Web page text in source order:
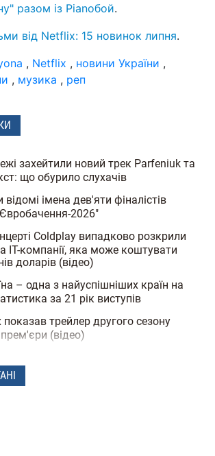
разом із Pianoбой.
від Netflix: 15 новинок липня.
, Netflix , новини України ,
, музика , реп
захейтили новий трек Parfeniuk та
що обурило слухачів
відомі імена дев'яти фіналістів
2026"
Coldplay випадково розкрили
IT-компанії, яка може коштувати
доларів (відео)
– одна з найуспішніших країн на
за 21 рік виступів
показав трейлер другого сезону
(відео)
на Netflix (трейлер)